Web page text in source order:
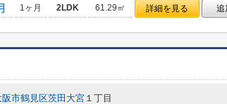
1ヶ月 2LDK 61.29㎡ 詳細を見る 追
阪市鶴見区茨田大宮 １丁目